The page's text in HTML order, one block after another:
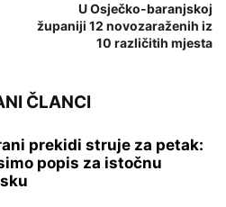
U Osječko-baranjskoj
županiji 12 novozaraženih iz
10 različitih mjesta
ČLANCI
prekidi struje za petak:
popis za istočnu